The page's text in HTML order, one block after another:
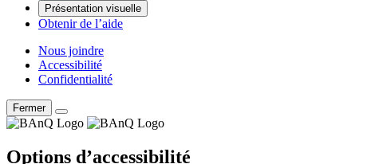
Présentation visuelle
Obtenir de l’aide
Nous joindre
Accessibilité
Confidentialité
Fermer
Options d’accessibilité